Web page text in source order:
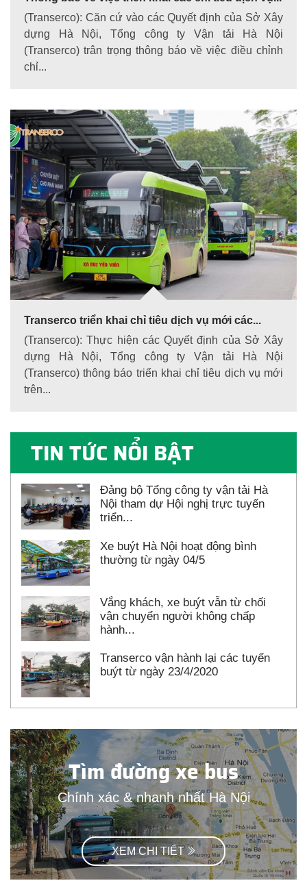
(Transerco): Căn cứ vào các Quyết định của Sở Xây
dựng Hà Nội, Tổng công ty Vận tải Hà Nội
(Transerco) trân trọng thông báo về việc điều chỉnh
chỉ...
Transerco triển khai chỉ tiêu dịch vụ mới các...
(Transerco): Thực hiện các Quyết định của Sở Xây
dựng Hà Nội, Tổng công ty Vận tải Hà Nội
(Transerco) thông báo triển khai chỉ tiêu dịch vụ mới
trên...
TIN TỨC NỔI BẬT
Đảng bộ Tổng công ty vận tải Hà
Nội tham dự Hội nghị trực tuyến
triển...
Xe buýt Hà Nội hoạt động bình
thường từ ngày 04/5
Vắng khách, xe buýt vẫn từ chối
vận chuyển người không chấp
hành...
Transerco vận hành lại các tuyến
buýt từ ngày 23/4/2020
Tìm đường xe bus
Chính xác & nhanh nhất Hà Nội
XEM CHI TIẾT